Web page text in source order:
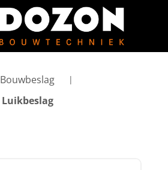
Bouwbeslag
Luikbeslag